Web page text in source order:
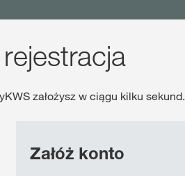
założysz w ciągu kilku sekund.
Załóż konto